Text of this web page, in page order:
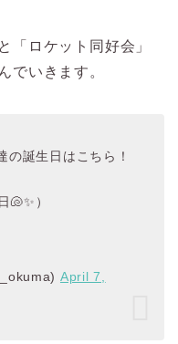
「ロケット同好会」
でいきます。
の誕生日はこちら！
🐚✨）
April 7,